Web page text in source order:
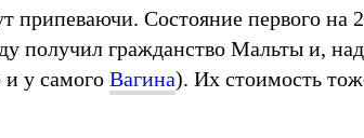
Состояние первого на
получил гражданство Мальты и,
и у самого Вагина). Их стоимость